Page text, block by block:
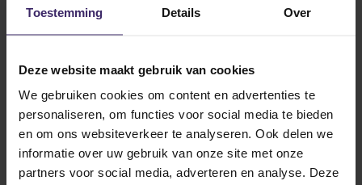
Toestemming Details Over
Deze website maakt gebruik van cookies
We gebruiken cookies om content en advertenties te
personaliseren, om functies voor social media te bieden
en om ons websiteverkeer te analyseren. Ook delen we
informatie over uw gebruik van onze site met onze
partners voor social media, adverteren en analyse. Deze
voetbalprogramma. Samen met Rik van Dijk en Bram
voor dit team. Het afgelopen jaar werden de Eagles
Conference. Dit jaar is het doel om de finales te
bereiken en uiteindelijk te winnen!